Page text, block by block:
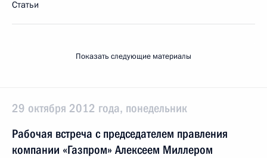
Статьи
Показать следующие материалы
29 октября 2012 года, понедельник
Рабочая встреча с председателем правления
компании «Газпром» Алексеем Миллером